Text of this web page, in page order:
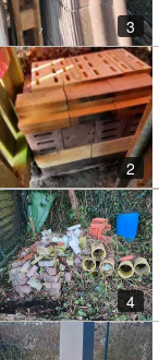
3
2
4